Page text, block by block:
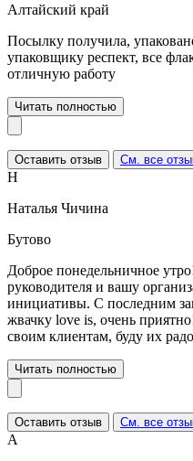
Алтайский край
Посылку получила,
упаковщику респект, все
отличную работу
Читать полностью
Оставить отзыв См. все
Н
Наталья Чичина
Бутово
Доброе понедельничное
руководителя и вашу
инициативы. С последним
жвачку love is, очень
своим клиентам, буду их
Читать полностью
Оставить отзыв См. все
А